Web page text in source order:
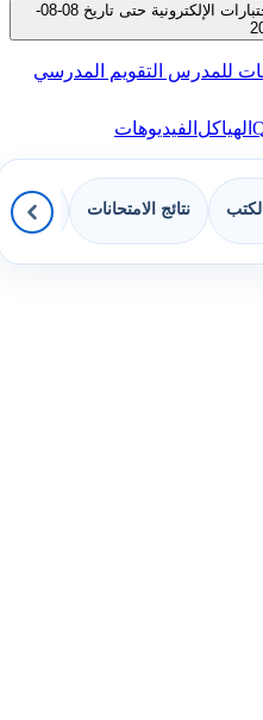
جميع الملفات المتوفرة في قسم الاختبارات الإلكترونية حتى تاريخ 08-08-
للمدرس التقويم المدرسي
الهياكل الفيديوهات
نتائج الامتحانات